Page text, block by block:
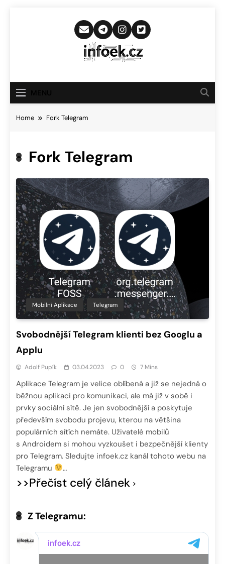
Infoek.cz
Novinkám
Home Fork Telegram
Fork Telegram
Mobilní Aplikace Telegram
Svobodnější Telegram klienti bez Googlu a
Applu
Adolf Pupík 03.04.2023 0 7 Mins
Aplikace Telegram je velice oblíbená a již se nejedná o
běžnou aplikaci pro komunikaci, ale má již v sobě i
prvky sociální sítě. Je jen svobodnější a poskytuje
především svobodu projevu, kterou na většina
populárních sítích nemáte. Uživatelé mobilů
s Androidem si mohou vyzkoušet i bezpečnější klienty
pro Telegram. Sledujte infoek.cz kanál tohoto webu na
Telegramu
…
>>Přečíst celý článek
Z Telegramu: